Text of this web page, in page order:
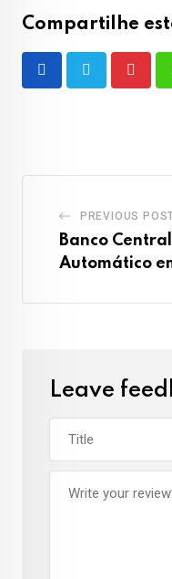
Compartilhe
PREVIOUS
Banco
Automático
Leave